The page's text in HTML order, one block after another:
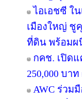
ไอเอชซี ใ
เมืองใหญ่ ชู
ที่ดิน พร้อมผ
กคช. เปิด
250,000 บา
AWC ร่วม